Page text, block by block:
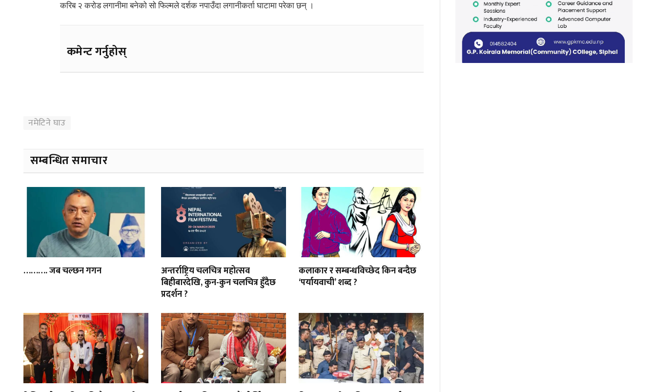
करिब २ करोड लगानीमा बनेको सो फिल्मले दर्शक नपाउँदा लगानीकर्ता घाटामा परेका छन् ।
कमेन्ट गर्नुहोस्
नमेटिने घाउ
सम्बन्धित समाचार
………. जब चल्छन गगन
अन्तर्राष्ट्रिय चलचित्र महोत्सव
बिहीबारदेखि, कुन-कुन चलचित्र हुँदैछ
प्रदर्शन ?
कलाकार र सम्बन्धविच्छेद किन बन्दैछ
‘पर्यायवाची’ शब्द ?